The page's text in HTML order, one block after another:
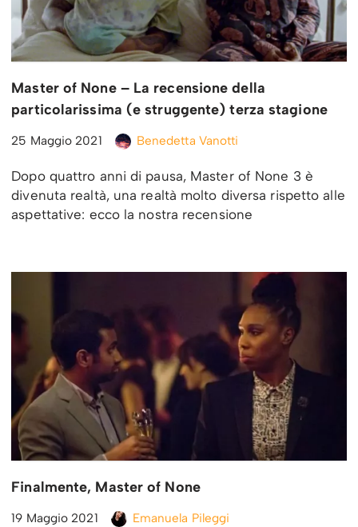
Master of None – La recensione della
particolarissima (e struggente) terza stagione
25 Maggio 2021 Benedetta Vanotti
Dopo quattro anni di pausa, Master of None 3 è
divenuta realtà, una realtà molto diversa rispetto alle
aspettative: ecco la nostra recensione
Finalmente, Master of None
19 Maggio 2021 Emanuela Pileggi